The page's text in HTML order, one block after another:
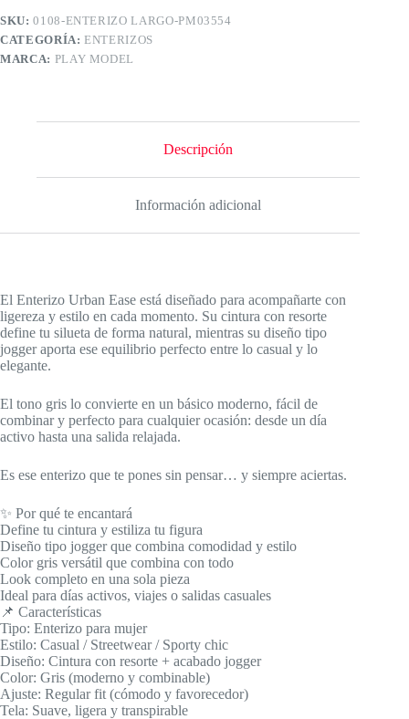
Estiliza
con
Comodidad
SKU:0108-ENTERIZO LARGO-PM03554
CATEGORÍA:ENTERIZOS
MARCA: PLAY MODEL
Descripción
Información adicional
El Enterizo Urban Ease está diseñado para acompañarte con
ligereza y estilo en cada momento. Su cintura con resorte
define tu silueta de forma natural, mientras su diseño tipo
jogger aporta ese equilibrio perfecto entre lo casual y lo
elegante.
El tono gris lo convierte en un básico moderno, fácil de
combinar y perfecto para cualquier ocasión: desde un día
activo hasta una salida relajada.
Es ese enterizo que te pones sin pensar… y siempre aciertas.
✨ Por qué te encantará
Define tu cintura y estiliza tu figura
Diseño tipo jogger que combina comodidad y estilo
Color gris versátil que combina con todo
Look completo en una sola pieza
Ideal para días activos, viajes o salidas casuales
📌 Características
Tipo: Enterizo para mujer
Estilo: Casual / Streetwear / Sporty chic
Diseño: Cintura con resorte + acabado jogger
Color: Gris (moderno y combinable)
Ajuste: Regular fit (cómodo y favorecedor)
Tela: Suave, ligera y transpirable